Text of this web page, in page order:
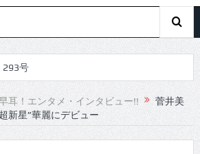
293号
号
号
耳！エンタメ・インタビュー!!
菅井美
新星”華麗にデビュー